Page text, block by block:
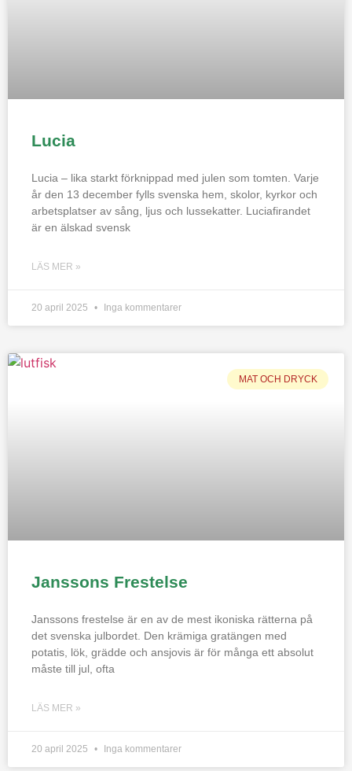
Lucia
Lucia – lika starkt förknippad med julen som tomten. Varje
år den 13 december fylls svenska hem, skolor, kyrkor och
arbetsplatser av sång, ljus och lussekatter. Luciafirandet
är en älskad svensk
LÄS MER »
20 april 2025 Inga kommentarer
MAT OCH DRYCK
Janssons Frestelse
Janssons frestelse är en av de mest ikoniska rätterna på
det svenska julbordet. Den krämiga gratängen med
potatis, lök, grädde och ansjovis är för många ett absolut
måste till jul, ofta
LÄS MER »
20 april 2025 Inga kommentarer